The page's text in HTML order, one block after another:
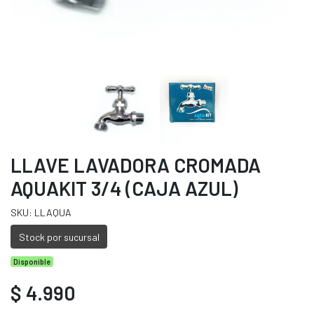
LLAVE LAVADORA CROMADA
AQUAKIT 3/4 (CAJA AZUL)
SKU: LLAQUA
Stock por sucursal
Disponible
$ 4.990